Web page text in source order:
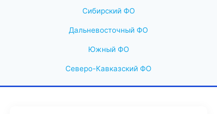
Сибирский ФО
Дальневосточный ФО
Южный ФО
Северо-Кавказский ФО